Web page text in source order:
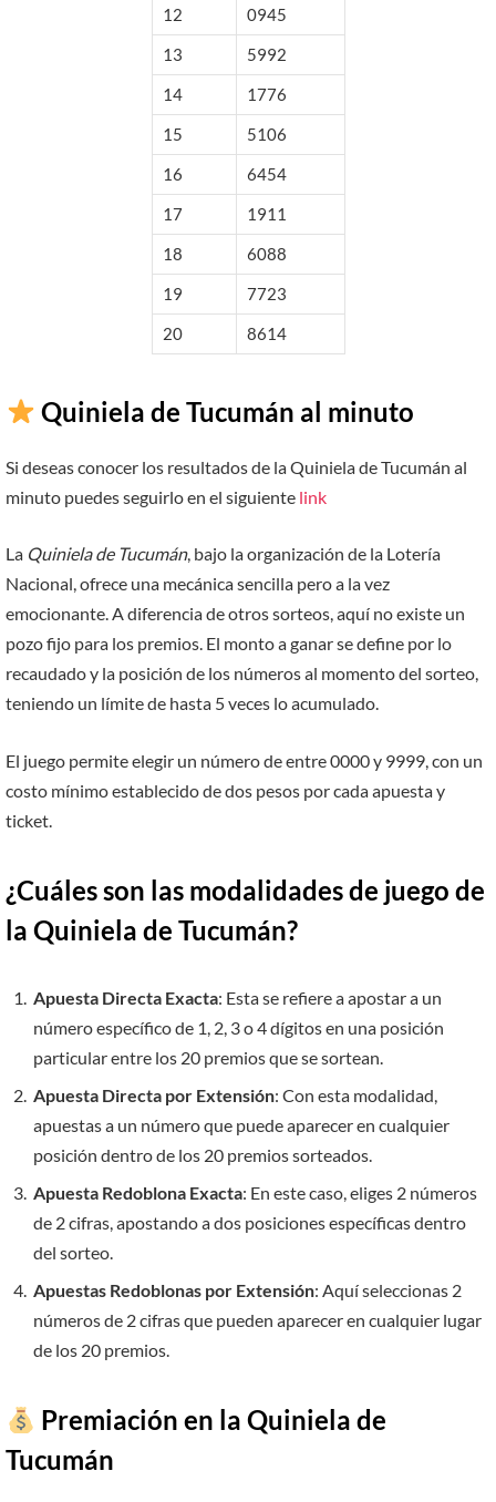
12
0945
13
5992
14
1776
15
5106
16
6454
17
1911
18
6088
19
7723
20
8614
Quiniela de Tucumán al minuto
Si deseas conocer los resultados de la Quiniela de Tucumán al
minuto puedes seguirlo en el siguiente link
La Quiniela de Tucumán, bajo la organización de la Lotería
Nacional, ofrece una mecánica sencilla pero a la vez
emocionante. A diferencia de otros sorteos, aquí no existe un
pozo fijo para los premios. El monto a ganar se define por lo
recaudado y la posición de los números al momento del sorteo,
teniendo un límite de hasta 5 veces lo acumulado.
El juego permite elegir un número de entre 0000 y 9999, con un
costo mínimo establecido de dos pesos por cada apuesta y
ticket.
¿Cuáles son las modalidades de juego de
la Quiniela de Tucumán?
Apuesta Directa Exacta: Esta se refiere a apostar a un
número específico de 1, 2, 3 o 4 dígitos en una posición
particular entre los 20 premios que se sortean.
Apuesta Directa por Extensión: Con esta modalidad,
apuestas a un número que puede aparecer en cualquier
posición dentro de los 20 premios sorteados.
Apuesta Redoblona Exacta: En este caso, eliges 2 números
de 2 cifras, apostando a dos posiciones específicas dentro
del sorteo.
Apuestas Redoblonas por Extensión: Aquí seleccionas 2
números de 2 cifras que pueden aparecer en cualquier lugar
de los 20 premios.
Premiación en la Quiniela de
Tucumán